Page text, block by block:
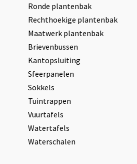
Ronde plantenbak
Rechthoekige plantenbak
Maatwerk plantenbak
Brievenbussen
Kantopsluiting
Sfeerpanelen
Sokkels
Tuintrappen
Vuurtafels
Watertafels
Waterschalen